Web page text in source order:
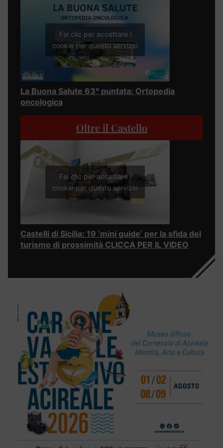
Fai clic per accettare i
cookie per questo servizio
La Buona Salute 63° puntata: Ortopedia
oncologica
Oltre il Castello
Fai clic per accettare i
cookie per questo servizio
Castelli di Sicilia: 19 ‘mini guide’ per la sfida del
turismo di prossimità CLICCA PER IL VIDEO